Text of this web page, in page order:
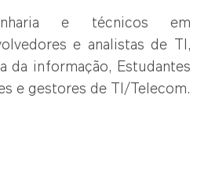
e técnicos em
e analistas de TI,
da informação, Estudantes
e gestores de TI/Telecom.